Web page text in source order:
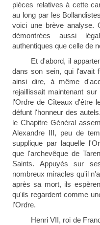
pièces relatives à cette
au long par les
voici une brève analyse.
démontrées aussi
authentiques que celle de
Et d'abord, il
dans son sein, qui l'avait
ainsi dire, à même
rejaillissait maintenant
l'Ordre de Cîteaux d'être
défunt l'honneur des
le Chapitre Général
Alexandre III, peu de
supplique par laquelle
que l'archevêque de
Saints. Appuyés sur
nombreux miracles qu'il
après sa mort, ils
qu'ils regardent comme
l'Ordre.
Henri VII, roi de